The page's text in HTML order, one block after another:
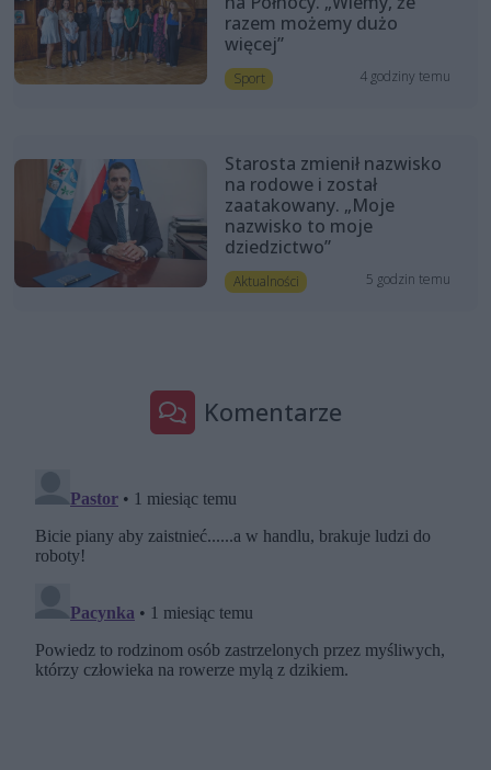
razem możemy dużo
więcej”
Sport 4 godziny temu
Starosta zmienił nazwisko
na rodowe i został
zaatakowany. „Moje
nazwisko to moje
dziedzictwo”
Aktualności 5 godzin temu
Komentarze